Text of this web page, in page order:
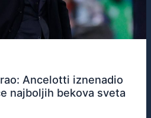
Ancelotti iznenadio
najboljih bekova sveta